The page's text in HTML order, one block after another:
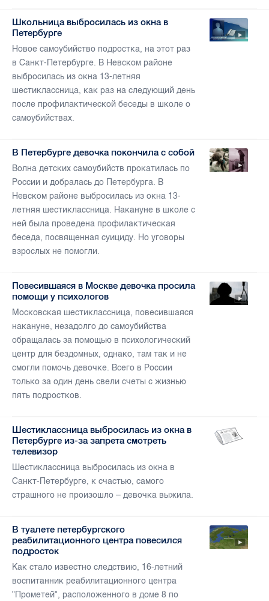
Школьница выбросилась из окна в
Петербурге
Новое самоубийство подростка, на этот раз
в Санкт-Петербурге. В Невском районе
выбросилась из окна 13-летняя
шестиклассница, как раз на следующий день
после профилактической беседы в школе о
самоубийствах.
В Петербурге девочка покончила с собой
Волна детских самоубийств прокатилась по
России и добралась до Петербурга. В
Невском районе выбросилась из окна 13-
летняя шестиклассница. Накануне в школе с
ней была проведена профилактическая
беседа, посвященная суициду. Но уговоры
взрослых не помогли.
Повесившаяся в Москве девочка просила
помощи у психологов
Московская шестиклассница, повесившаяся
накануне, незадолго до самоубийства
обращалась за помощью в психологический
центр для бездомных, однако, там так и не
смогли помочь девочке. Всего в России
только за один день свели счеты с жизнью
пять подростков.
Шестиклассница выбросилась из окна в
Петербурге из-за запрета смотреть
телевизор
Шестиклассница выбросилась из окна в
Санкт-Петербурге, к счастью, самого
страшного не произошло – девочка выжила.
В туалете петербургского
реабилитационного центра повесился
подросток
Как стало известно следствию, 16-летний
воспитанник реабилитационного центра
"Прометей", расположенного в доме 8 по